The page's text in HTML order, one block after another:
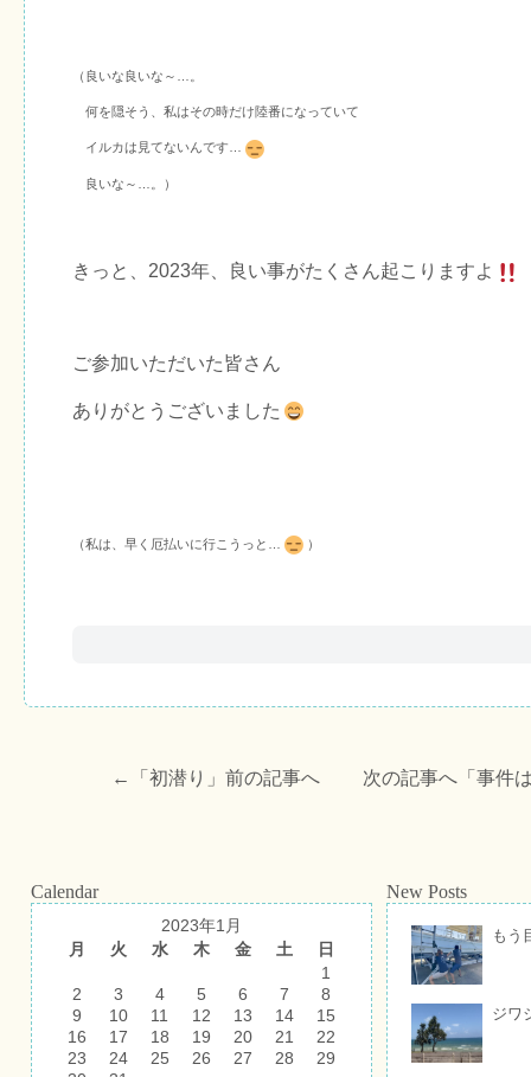
（良いな良いな～…。
何を隠そう、私はその時だけ陸番になっていて
イルカは見てないんです…
良いな～…。）
きっと、2023年、良い事がたくさん起こりますよ
ご参加いただいた皆さん
ありがとうございました
（私は、早く厄払いに行こうっと… ）
←「 初潜り 」前の記事へ 次の記事へ「 事件
Calendar
2023年1月
月
火 水 木 金 土
日
1
2
3 4 5 6 7
8
9
10 11 12 13 14
15
16
17 18 19 20 21
22
23
24 25 26 27 28
29
New Posts
もう
ジワ